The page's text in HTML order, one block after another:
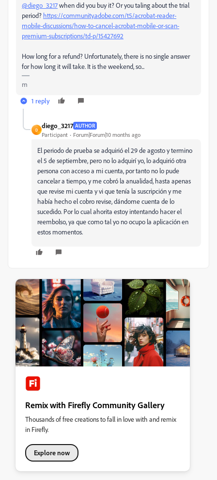
@diego_3217when did you buy it? Or you taling about the trial
period? https://community.adobe.com/t5/acrobat-reader-
mobile-discussions/how-to-cancel-acrobat-mobile-or-scan-
premium-subscriptions/td-p/15427692
How long for a refund? Unfortunately, there is no single answer
for how long it will take. It is the weekend, so...
m
1 reply
D
diego_3217 AUTHOR
Participant Forum|Forum|10 months ago
El periodo de prueba se adquirió el 29 de agosto y termino
el 5 de septiembre, pero no lo adquirí yo, lo adquirió otra
persona con acceso a mi cuenta, por tanto no lo pude
cancelar a tiempo, y me cobró la anualidad, hasta apenas
que revise mi cuenta y vi que tenía la suscripción y me
había hecho el cobro revise, dándome cuenta de lo
sucedido. Por lo cual ahorita estoy intentando hacer el
reembolso, ya que como tal yo no ocupo la aplicación en
estos momentos.
Remix with Firefly Community Gallery
Thousands of free creations to fall in love with and remix
in Firefly.
Explore now